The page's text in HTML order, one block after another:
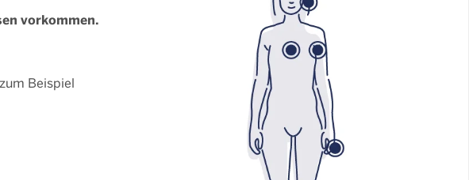
vorkommen.
Beispiel